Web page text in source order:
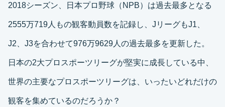
2018シーズン、日本プロ野球（NPB）は過去最多となる
2555万719人もの観客動員数を記録し、JリーグもJ1、
J2、J3を合わせて976万9629人の過去最多を更新した。
日本の2大プロスポーツリーグが堅実に成長している中、
世界の主要なプロスポーツリーグは、いったいどれだけの
観客を集めているのだろうか？